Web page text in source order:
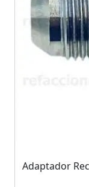
Adaptador